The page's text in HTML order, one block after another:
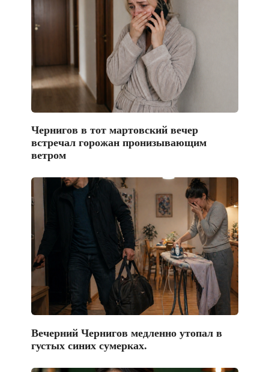
Чернигов в тот мартовский вечер
встречал горожан пронизывающим
ветром
Вечерний Чернигов медленно утопал в
густых синих сумерках.